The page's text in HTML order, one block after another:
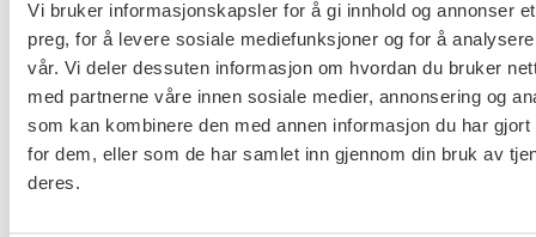
Vi bruker informasjonskapsler for å gi innhold og annonser
preg, for å levere sosiale mediefunksjoner og for å
vår. Vi deler dessuten informasjon om hvordan du bruker
med partnerne våre innen sosiale medier, annonsering og
som kan kombinere den med annen informasjon du har gjort
for dem, eller som de har samlet inn gjennom din bruk av
deres.
fredsforhandlinger. Norge må aktivt arbeide for å få
slutt på Israels ulovlige okkupasjon av Palestina og
blokaden av Gaza. Palestina må anerkjennes som
selvstendig stat innenfor grensene av 1967-
avtalen.
Veien til fred er solidaritet. Derfor bidrar FO med